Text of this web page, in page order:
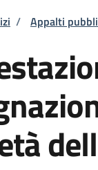
di
/ Appalti